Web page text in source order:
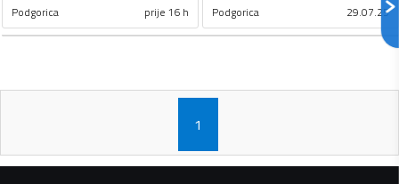
Podgorica prije 16 h Podgorica 29.07.25
1